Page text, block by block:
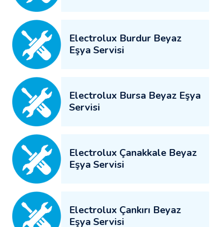
Electrolux Burdur Beyaz
Eşya Servisi
Electrolux Bursa Beyaz Eşya
Servisi
Electrolux Çanakkale Beyaz
Eşya Servisi
Electrolux Çankırı Beyaz
Eşya Servisi